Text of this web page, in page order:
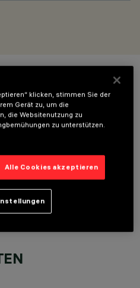
klicken, stimmen Sie der
Gerät zu, um die
die Websitenutzung zu
zu unterstützen.
Alle Cookies akzeptieren